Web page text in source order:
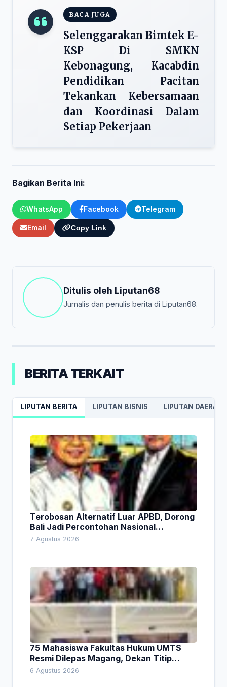
BACA JUGA
Selenggarakan Bimtek E-
KSP Di SMKN
Kebonagung, Kacabdin
Pendidikan Pacitan
Tekankan Kebersamaan
dan Koordinasi Dalam
Setiap Pekerjaan
Bagikan Berita Ini:
WhatsApp Facebook Telegram
Email Copy Link
Ditulis oleh Liputan68
Jurnalis dan penulis berita di Liputan68.
BERITA TERKAIT
LIPUTAN BERITA LIPUTAN BISNIS LIPUTAN DAERAH
Terobosan Alternatif Luar APBD, Dorong
Bali Jadi Percontohan Nasional
Pembiayaan Daerah
7 Agustus 2026
75 Mahasiswa Fakultas Hukum UMTS
Resmi Dilepas Magang, Dekan Titip
Empat Pesan Penting
6 Agustus 2026